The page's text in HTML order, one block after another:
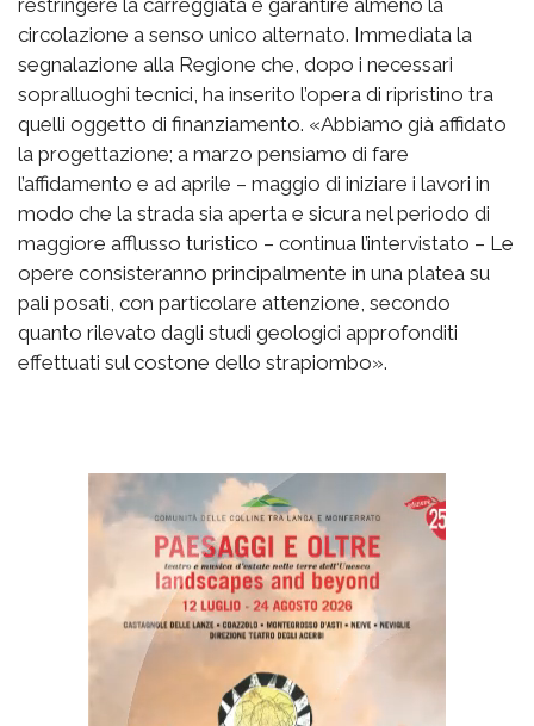
restringere la carreggiata e garantire almeno la
circolazione a senso unico alternato. Immediata la
segnalazione alla Regione che, dopo i necessari
sopralluoghi tecnici, ha inserito l’opera di ripristino tra
quelli oggetto di finanziamento. «Abbiamo già affidato
la progettazione; a marzo pensiamo di fare
l’affidamento e ad aprile – maggio di iniziare i lavori in
modo che la strada sia aperta e sicura nel periodo di
maggiore afflusso turistico – continua l’intervistato – Le
opere consisteranno principalmente in una platea su
pali posati, con particolare attenzione, secondo
quanto rilevato dagli studi geologici approfonditi
effettuati sul costone dello strapiombo».